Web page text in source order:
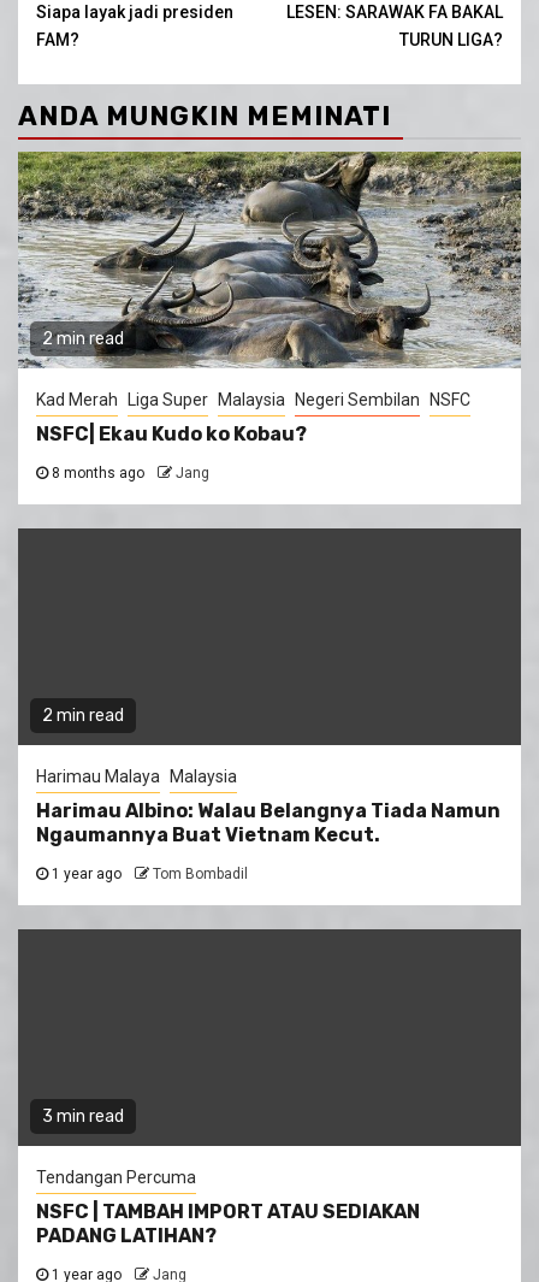
Reading
Siapa layak jadi presiden
FAM?
LESEN: SARAWAK FA BAKAL
TURUN LIGA?
ANDA MUNGKIN MEMINATI
2 min read
Kad Merah Liga Super Malaysia Negeri Sembilan NSFC
NSFC| Ekau Kudo ko Kobau?
8 months ago Jang
2 min read
Harimau Malaya Malaysia
Harimau Albino: Walau Belangnya Tiada Namun
Ngaumannya Buat Vietnam Kecut.
1 year ago Tom Bombadil
3 min read
Tendangan Percuma
NSFC | TAMBAH IMPORT ATAU SEDIAKAN
PADANG LATIHAN?
1 year ago Jang